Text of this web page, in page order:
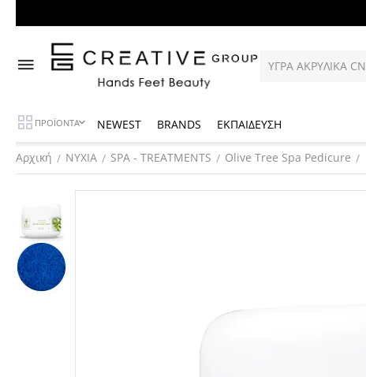
ΠΡΟΪΟΝΤΑ NEWEST BRANDS ΕΚΠΑΙΔΕΥΣΗ
Αρχική / ΝΥΧΙΑ / SPA - TREATMENTS / Olive Tree Spa Pedicure /